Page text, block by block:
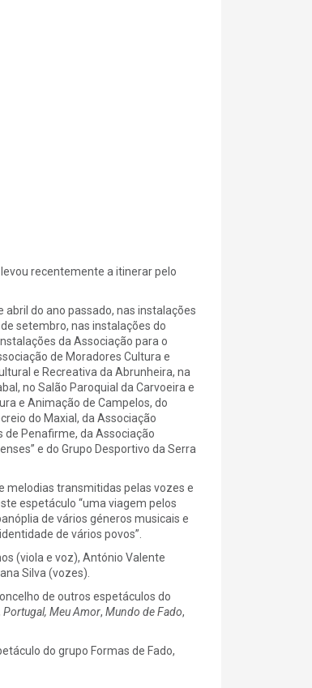
recentemente a itinerar pelo
do ano passado, nas instalações
setembro, nas instalações do
da Associação para o
de Moradores Cultura e
e Recreativa da Abrunheira, na
no Salão Paroquial da Carvoeira e
e Animação de Campelos, do
do Maxial, da Associação
de Penafirme, da Associação
e do Grupo Desportivo da Serra
melodias transmitidas pelas vozes e
espetáculo “uma viagem pelos
de vários géneros musicais e
de vários povos”.
(viola e voz), António Valente
Silva (vozes).
de outros espetáculos do
Portugal, Meu Amor, Mundo de Fado,
do grupo Formas de Fado,